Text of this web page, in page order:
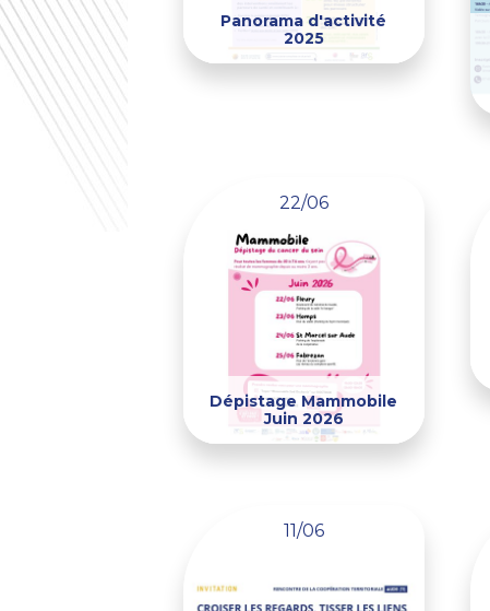
Panorama d'activité
2025
22/06
Dépistage Mammobile
Juin 2026
11/06